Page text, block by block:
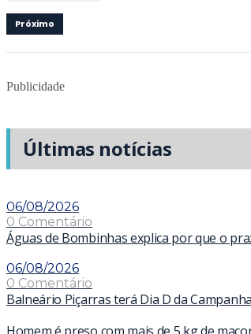
Próximo
Publicidade
Últimas notícias
06/08/2026
0 Comentário
Águas de Bombinhas explica por que o
06/08/2026
0 Comentário
Balneário Piçarras terá Dia D da